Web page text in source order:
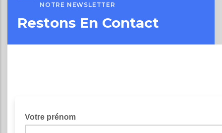
NOTRE NEWSLETTER
Restons En Contact